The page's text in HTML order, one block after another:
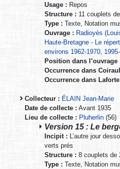
Usage : Repos
Structure : 11 couplets
Type : Texte, Notation
Ouvrage : Radioyès
Haute-Bretagne - Le
environs 1962-1970,
Position dans l’ouvrage
Occurrence dans
Occurrence dans
Collecteur : ÉLAIN Jean-Marie
Date de collecte : Avant 1935
Lieu de collecte : Pluherlin (56)
Version 15 : Le
Incipit : L’autre jour
verts prés
Structure : 8 couplets de
Type : Texte, Notation